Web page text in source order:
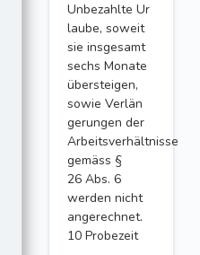
Unbezahlte Ur
laube, soweit
sie insgesamt
sechs Monate
übersteigen,
sowie Verlän
gerungen der
Arbeitsverhältnisse
gemäss §
26 Abs. 6
werden nicht
angerechnet.
10 Probezeit